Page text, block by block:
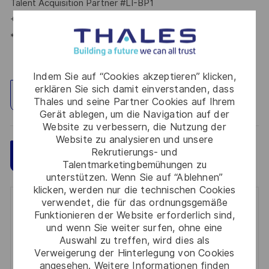
Indem Sie auf “Cookies akzeptieren” klicken,
erklären Sie sich damit einverstanden, dass
Thales und seine Partner Cookies auf Ihrem
Gerät ablegen, um die Navigation auf der
Website zu verbessern, die Nutzung der
Website zu analysieren und unsere
Rekrutierungs- und
Talentmarketingbemühungen zu
unterstützen. Wenn Sie auf “Ablehnen”
klicken, werden nur die technischen Cookies
verwendet, die für das ordnungsgemäße
Funktionieren der Website erforderlich sind,
und wenn Sie weiter surfen, ohne eine
Auswahl zu treffen, wird dies als
Verweigerung der Hinterlegung von Cookies
angesehen. Weitere Informationen finden
Talent Acquisition Partner #LI-BP1
+ 49 173 585 90 29
*Human Intelligence
Standort erkunden
Jetzt bewerben Speichern
Get notified for similar jobs
You'll receive updates once a week
Enter